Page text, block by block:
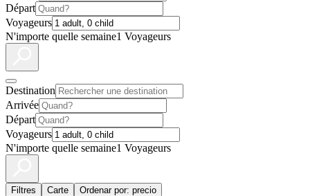
Départ
Voyageurs
N'importe quelle semaine1 Voyageurs
Destination
Arrivée
Départ
Voyageurs
N'importe quelle semaine1 Voyageurs
Filtres Carte Ordenar por: precio